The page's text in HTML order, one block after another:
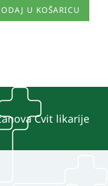
U KOŠARICU
Cvit likarije